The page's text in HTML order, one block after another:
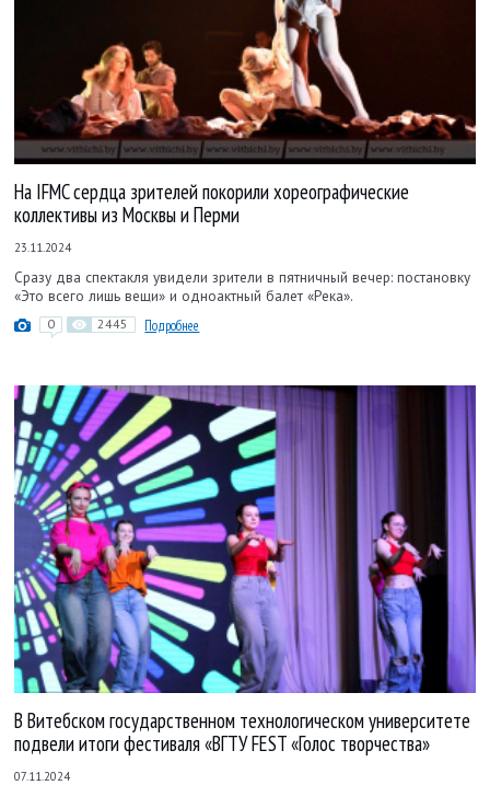
На IFMC сердца зрителей покорили хореографические
коллективы из Москвы и Перми
23.11.2024
Сразу два спектакля увидели зрители в пятничный вечер: постановку
«Это всего лишь вещи» и одноактный балет «Река».
0 2445 Подробнее
В Витебском государственном технологическом университете
подвели итоги фестиваля «ВГТУ FEST «Голос творчества»
07.11.2024